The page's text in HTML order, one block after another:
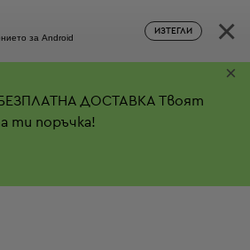
за Android
ИЗТЕГЛИ ×
ДОСТАВКА Твоят
ти поръчка!
×